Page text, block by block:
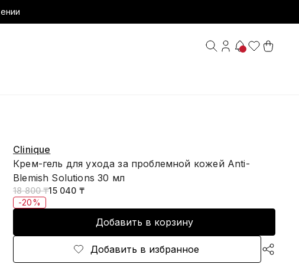
Clinique
Крем-гель для ухода за проблемной кожей Anti-
Blemish Solutions 30 мл
18 800 ₸15 040 ₸
-20%
Добавить в корзину
Добавить в избранное